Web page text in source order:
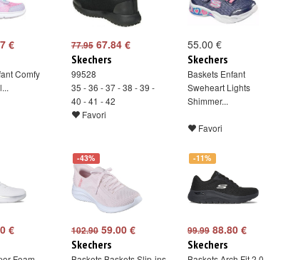
€
Comfy
77.95 67.84 €
Skechers
99528
35 - 36 - 37 - 38 - 39 -
40 - 41 - 42
Favori
55.00 €
Skechers
Baskets Enfant
Sweheart Lights
Shimmer...
Favori
€
-43%
102.90 59.00 €
Skechers
-11%
99.99 88.80 €
Skechers